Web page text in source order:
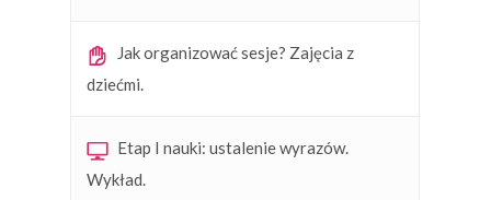
Jak organizować sesje? Zajęcia z
dziećmi.
Etap I nauki: ustalenie wyrazów.
Wykład.